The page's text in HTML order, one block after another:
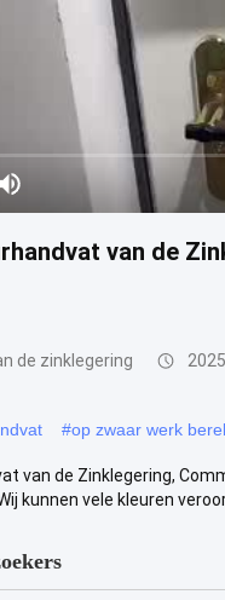
van de
de zinklegering
#op zwaar werk
van de Zinklegering,
kunnen vele kleuren